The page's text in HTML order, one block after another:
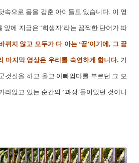
속으로 몸을 감춘 아이들도 있습니다. 이 영
앞에 지금은 ‘희생자’라는 끔찍한 단어가 따
뀌지 않고 모두가 다 아는 ‘끝’이기에, 그 끝
마지막 영상은 우리를 숙연하게 합니다. 기
것질을 하고 울고 아빠엄마를 부르던 그 모
라앉고 있는 순간의 ‘과정’들이었던 것이니